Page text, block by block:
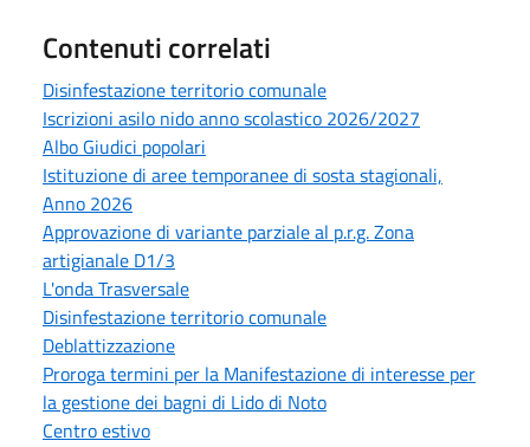
Contenuti correlati
Disinfestazione territorio comunale
Iscrizioni asilo nido anno scolastico 2026/2027
Albo Giudici popolari
Istituzione di aree temporanee di sosta stagionali,
Anno 2026
Approvazione di variante parziale al p.r.g. Zona
artigianale D1/3
L'onda Trasversale
Disinfestazione territorio comunale
Deblattizzazione
Proroga termini per la Manifestazione di interesse per
la gestione dei bagni di Lido di Noto
Centro estivo